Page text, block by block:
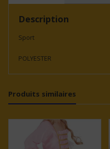
Description
Sport
POLYESTER
Produits similaires